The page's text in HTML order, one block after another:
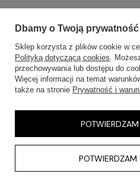
Dbamy o Twoją prywatność
Sklep korzysta z plików cookie w
Polityką dotyczącą cookies.
przechowywania lub dostępu do
Więcej informacji na temat
także na stronie Prywatność i